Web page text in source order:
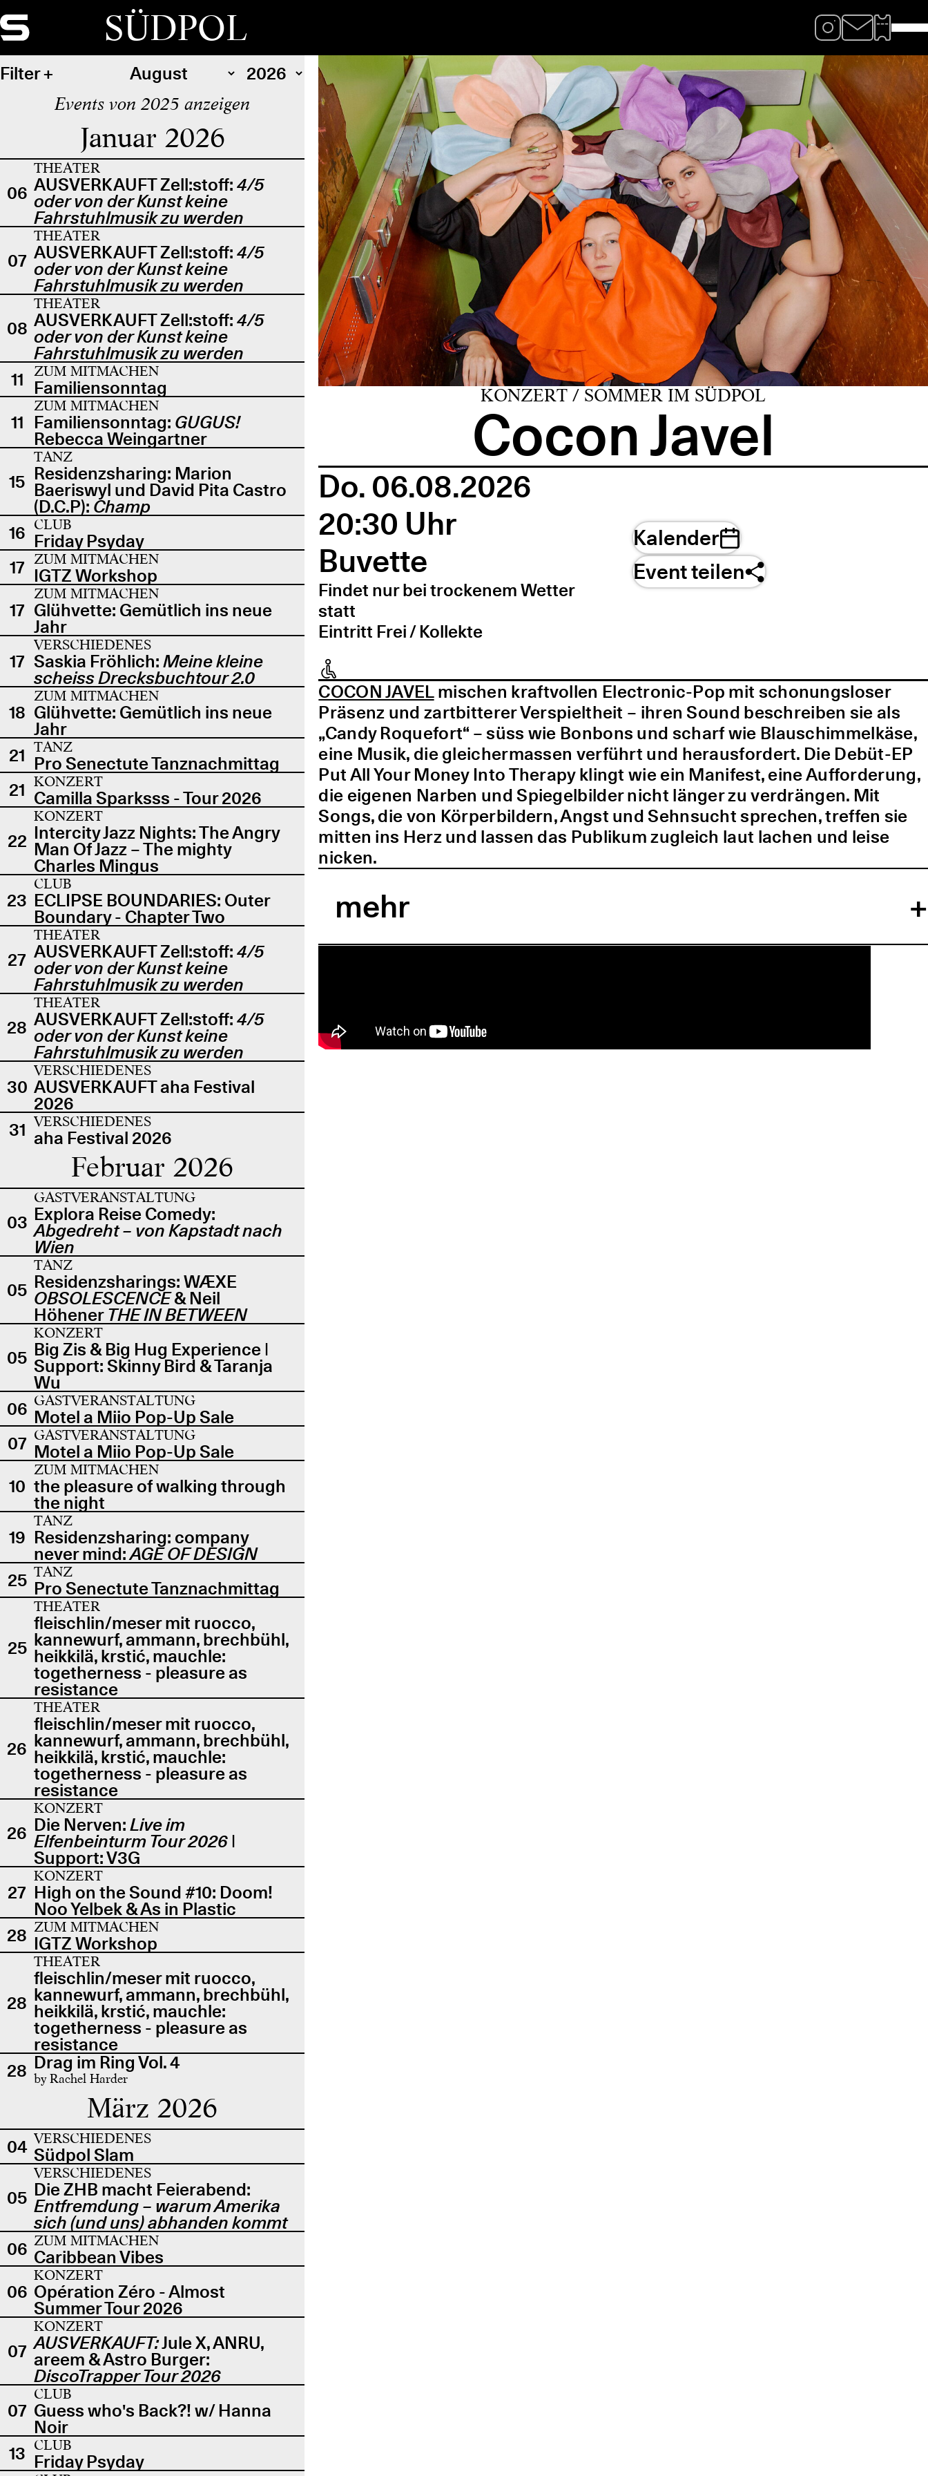
SÜDPOL
Filter
Events von 2025 anzeigen
Januar 2026
06
THEATER
AUSVERKAUFT Zell:stoff: 4/5
oder von der Kunst keine
Fahrstuhlmusik zu werden
07
THEATER
AUSVERKAUFT Zell:stoff: 4/5
oder von der Kunst keine
Fahrstuhlmusik zu werden
08
THEATER
AUSVERKAUFT Zell:stoff: 4/5
oder von der Kunst keine
Fahrstuhlmusik zu werden
11
ZUM MITMACHEN
Familiensonntag
11
ZUM MITMACHEN
Familiensonntag: GUGUS!
Rebecca Weingartner
15
TANZ
Residenzsharing: Marion
Baeriswyl und David Pita Castro
(D.C.P): Champ
16 CLUB
Friday Psyday
17 ZUM MITMACHEN
IGTZ Workshop
17
ZUM MITMACHEN
Glühvette: Gemütlich ins neue
Jahr
17
VERSCHIEDENES
Saskia Fröhlich: Meine kleine
scheiss Drecksbuchtour 2.0
18
ZUM MITMACHEN
Glühvette: Gemütlich ins neue
Jahr
21 TANZ
Pro Senectute Tanznachmittag
21 KONZERT
Camilla Sparksss - Tour 2026
22
KONZERT
Intercity Jazz Nights: The Angry
Man Of Jazz – The mighty
Charles Mingus
23
CLUB
ECLIPSE BOUNDARIES: Outer
Boundary - Chapter Two
27
THEATER
AUSVERKAUFT Zell:stoff: 4/5
oder von der Kunst keine
Fahrstuhlmusik zu werden
28
THEATER
AUSVERKAUFT Zell:stoff: 4/5
oder von der Kunst keine
Fahrstuhlmusik zu werden
30
VERSCHIEDENES
AUSVERKAUFT aha Festival
2026
31 VERSCHIEDENES
aha Festival 2026
Februar 2026
03
GASTVERANSTALTUNG
Explora Reise Comedy:
Abgedreht – von Kapstadt nach
Wien
05
TANZ
Residenzsharings: WÆXE
OBSOLESCENCE& Neil
Höhener THE IN BETWEEN
05
KONZERT
Big Zis & Big Hug Experience |
Support: Skinny Bird & Taranja
Wu
06 GASTVERANSTALTUNG
Motel a Miio Pop-Up Sale
07 GASTVERANSTALTUNG
Motel a Miio Pop-Up Sale
10
ZUM MITMACHEN
the pleasure of walking through
the night
19
TANZ
Residenzsharing: company
never mind:AGE OF DESIGN
25 TANZ
Pro Senectute Tanznachmittag
25
THEATER
fleischlin/meser mit ruocco,
kannewurf, ammann, brechbühl,
heikkilä, krstić, mauchle:
togetherness - pleasure as
resistance
26
THEATER
fleischlin/meser mit ruocco,
kannewurf, ammann, brechbühl,
heikkilä, krstić, mauchle:
togetherness - pleasure as
resistance
26
KONZERT
Die Nerven:Live im
Elfenbeinturm Tour 2026 |
Support: V3G
27
KONZERT
High on the Sound #10: Doom!
Noo Yelbek & As in Plastic
28 ZUM MITMACHEN
IGTZ Workshop
28
THEATER
fleischlin/meser mit ruocco,
kannewurf, ammann, brechbühl,
heikkilä, krstić, mauchle:
togetherness - pleasure as
resistance
28 Drag im Ring Vol. 4
by Rachel Harder
März 2026
04 VERSCHIEDENES
Südpol Slam
05
VERSCHIEDENES
Die ZHB macht Feierabend:
Entfremdung – warum Amerika
sich (und uns) abhanden kommt
06 ZUM MITMACHEN
Caribbean Vibes
06
KONZERT
Opération Zéro - Almost
Summer Tour 2026
07
KONZERT
AUSVERKAUFT:Jule X, ANRU,
areem & Astro Burger:
DiscoTrapper Tour 2026
07
CLUB
Guess who's Back?! w/ Hanna
Noir
13 CLUB
Friday Psyday
KONZERT / SOMMER IM SÜDPOL
Cocon Javel
Do. 06.08.2026
20:30 Uhr
Buvette
Findet nur bei trockenem Wetter
statt
Eintritt Frei / Kollekte
Kalender
Event teilen
COCON JAVELmischen kraftvollen Electronic-Pop mit schonungsloser
Präsenz und zartbitterer Verspieltheit – ihren Sound beschreiben sie als
„Candy Roquefort“ – süss wie Bonbons und scharf wie Blauschimmelkäse,
eine Musik, die gleichermassen verführt und herausfordert. Die Debüt-EP
Put All Your Money Into Therapy klingt wie ein Manifest, eine Aufforderung,
die eigenen Narben und Spiegelbilder nicht länger zu verdrängen. Mit
Songs, die von Körperbildern, Angst und Sehnsucht sprechen, treffen sie
mitten ins Herz und lassen das Publikum zugleich laut lachen und leise
nicken.
mehr